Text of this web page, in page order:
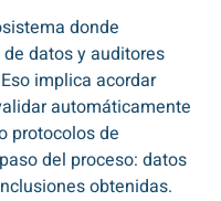
donde
datos y auditores
implica acordar
automáticamente
protocolos de
del proceso: datos
obtenidas.